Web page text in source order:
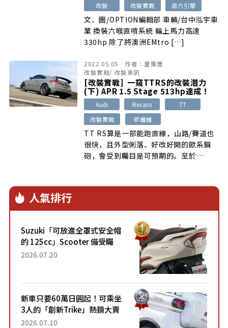
改裝
改裝實戰 直六引擎
文、圖/OPTION編輯部 車輛/台中泓宇車
業 換裝六喉直噴系統 輪上馬力高達
330hp 除了將澳洲EMtro […]
2022.05.05 作者： 童秉豐
改裝實戰/ 改裝車訊
[改裝實戰] 一窺TTRS的改裝潛力
(下) APR 1.5 Stage 513hp達成！
Audi Recaro
TT
改裝實戰
碳纖維
TT RS算是一部能跑直線，山路/賽道也
很快，且外型俐落、好改好開的歐系鋼
砲，會受到矚目是可預期的。至於
人氣排行
Suzuki「可放進全罩式安全帽
的 125cc」Scooter 備受矚
目！採用全新流線設計與各項
2026.07.20
新車只要60萬日圓起！可乘坐
3人的「創新Trike」熱銷大賣
成為人氣車款！「養車成本真
2026.07.10